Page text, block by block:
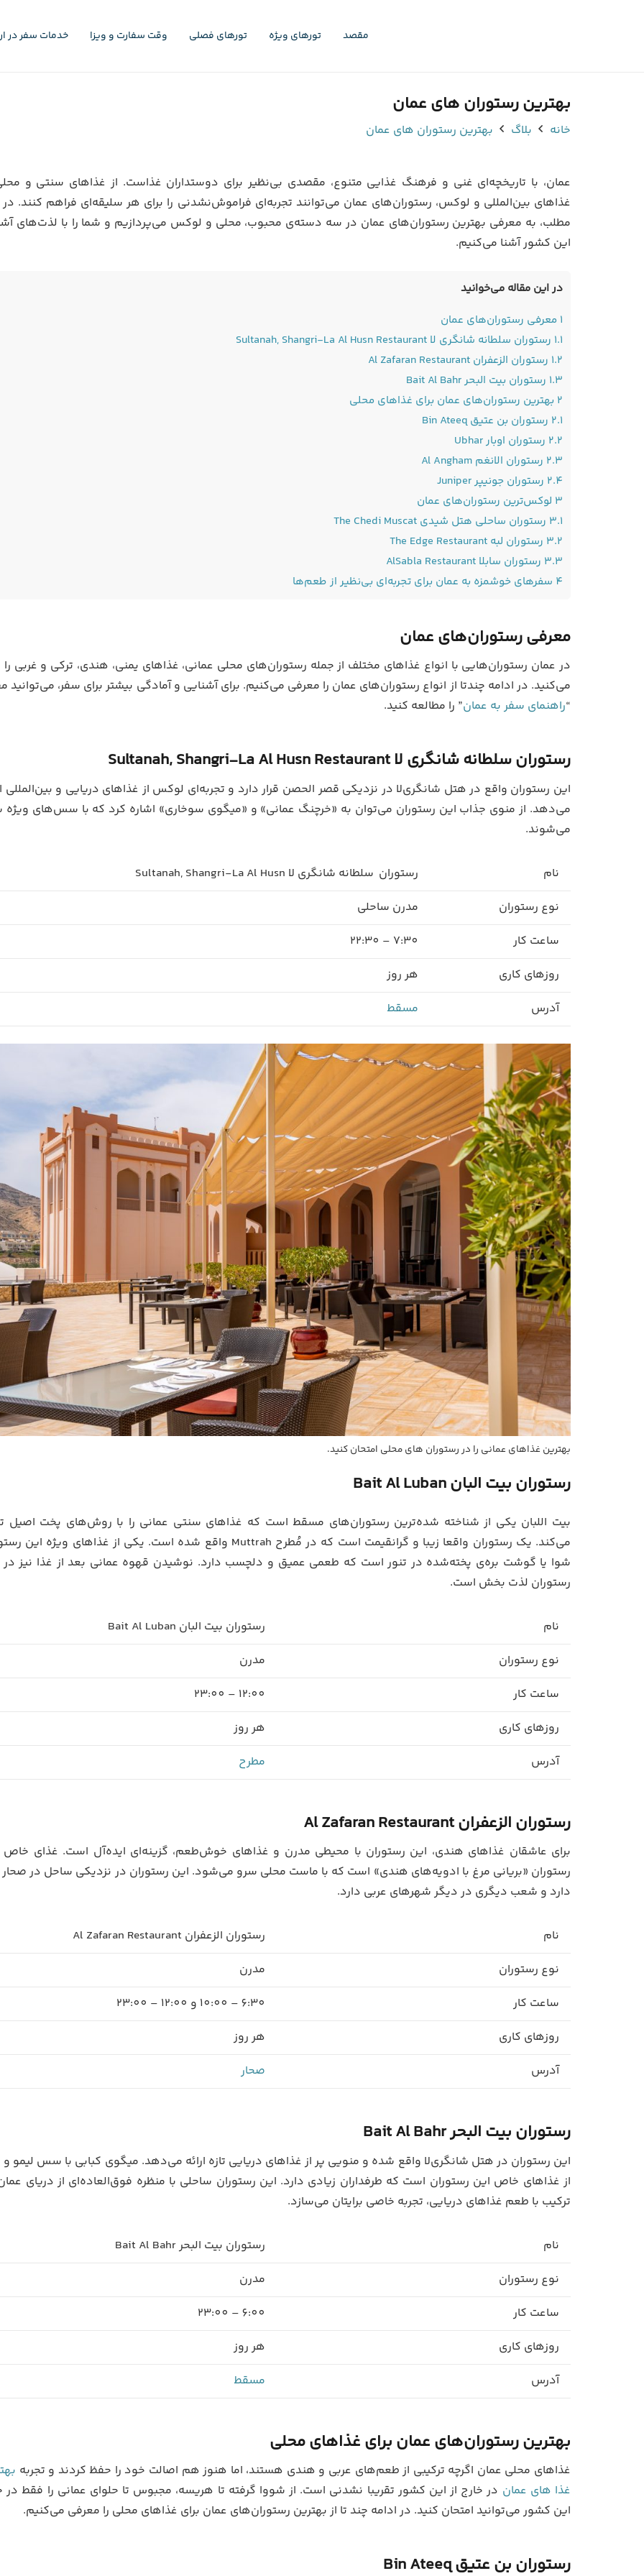
مقصد تورهای ویژه تورهای فصلی وقت سفارت و ویزا خدمات سفر در
بهترین رستوران های عمان
خانه بلاگ بهترین رستوران های عمان
عمان، با تاریخچه‌ای غنی و فرهنگ غذایی متنوع، مقصدی بی‌نظیر برای دوستداران غذاست. از غذاهای سنتی و
غذاهای بین‌المللی و لوکس، رستوران‌های عمان می‌توانند تجربه‌ای فراموش‌نشدنی را برای هر سلیقه‌ای فراهم کنند. در
مطلب، به معرفی بهترین رستوران‌های عمان در سه دسته‌ی محبوب، محلی و لوکس می‌پردازیم و شما را با لذت‌های
این کشور آشنا می‌کنیم.
در این مقاله می‌خوانید
1 معرفی رستوران‌های عمان
1.1 رستوران سلطانه شانگری‌ لا Sultanah, Shangri-La Al Husn Restaurant
1.2 رستوران الزعفران Al Zafaran Restaurant
1.3 رستوران بیت البحر Bait Al Bahr
2 بهترین رستوران‌های عمان برای غذاهای محلی
2.1 رستوران بن عتیق Bin Ateeq
2.2 رستوران اوبار Ubhar
2.3 رستوران الانغم Al Angham
2.4 رستوران جونیپر Juniper
3 لوکس‌ترین رستوران‌های عمان
3.1 رستوران ساحلی هتل شیدی The Chedi Muscat
3.2 رستوران لبه The Edge Restaurant
3.3 رستوران سابلا AlSabla Restaurant
4 سفرهای خوشمزه به عمان برای تجربه‌ای بی‌نظیر از طعم‌ها
معرفی رستوران‌های عمان
در عمان رستوران‌هایی با انواع غذاهای مختلف از جمله رستوران‌های محلی عمانی، غذاهای یمنی، هندی، ترکی و غربی را
می‌کنید. در ادامه چندتا از انواع رستوران‌های عمان را معرفی می‌کنیم. برای آشنایی و آمادگی بیشتر برای سفر، می‌توانید
“راهنمای سفر به عمان” را مطالعه کنید.
رستورانسلطانه شانگری‌ لاSultanah, Shangri-La Al Husn Restaurant
این رستوران واقع در هتل شانگری‌لا در نزدیکی قصر الحصن قرار دارد و تجربه‌ای لوکس از غذاهای دریایی و بین‌المللی
می‌دهد. از منوی جذاب این رستوران می‌توان به «خرچنگ عمانی» و «میگوی سوخاری» اشاره کرد که با سس‌های ویژه
می‌شوند.
نام
رستوران سلطانه شانگری‌ لا Sultanah, Shangri-La Al Husn
نوع رستوران
مدرن ساحلی
ساعت کار
7:30 – 22:30
روزهای کاری
هر روز
آدرس
مسقط
بهترین غذاهای عمانی را در رستوران های محلی امتحان کنید.
رستوران بیت البانBait Al Luban
بیت اللبان یکی از شناخته شده‌ترین رستوران‌های مسقط است که غذاهای سنتی عمانی را با روش‌های پخت اصیل
می‌کند. یک رستوران واقعا زیبا و گرانقیمت است که در مُطرح Muttrah
واقع شده است. یکی از غذاهای ویژه این
شوا یا گوشت بره‌ی پخته‌شده در تنور است که طعمی عمیق و دلچسب دارد. نوشیدن قهوه عمانی بعد از غذا نیز در
رستوران لذت بخش است.
نام
رستوران بیت البان Bait Al Luban
نوع رستوران
مدرن
ساعت کار
12:00 – 23:00
روزهای کاری
هر روز
آدرس
مطرح
رستوران الزعفرانAl Zafaran Restaurant
برای عاشقان غذاهای هندی، این رستوران با محیطی مدرن و غذاهای خوش‌طعم، گزینه‌ای ایده‌آل است. غذای خاص
رستوران «بریانی مرغ با ادویه‌های هندی» است که با ماست محلی سرو می‌شود. این رستوران در نزدیکی ساحل در صحار
دارد و شعب دیگری در دیگر شهرهای عربی دارد.
نام
رستوران الزعفران Al Zafaran Restaurant
نوع رستوران
مدرن
ساعت کار
6:30 – 10:00 و 12:00 – 23:00
روزهای کاری
هر روز
آدرس
صحار
رستوران بیت البحرBait Al Bahr
این رستوران در هتل شانگری‌لا واقع شده و منویی پر از غذاهای دریایی تازه ارائه می‌دهد. میگوی کبابی با سس لیمو و
از غذاهای خاص این رستوران است که طرفداران زیادی دارد. این رستوران ساحلی با منظره فوق‌العاده‌ای از دریای
ترکیب با طعم غذاهای دریایی، تجربه خاصی برایتان می‌سازد.
نام
رستوران بیت البحر Bait Al Bahr
نوع رستوران
مدرن
ساعت کار
6:00 – 23:00
روزهای کاری
هر روز
آدرس
مسقط
بهترین رستوران‌های عمان برای غذاهای محلی
غذاهای محلی عمان اگرچه ترکیبی از طعم‌های عربی و هندی هستند، اما هنوز هم اصالت خود را حفظ کردند و تجربه
غذا های عمان در خارج از این کشور تقریبا نشدنی است. از شووا گرفته تا هریسه، مجبوس تا حلوای عمانی را فقط در
این کشور می‌توانید امتحان کنید. در ادامه چند تا از بهترین رستوران‌های عمان برای غذاهای محلی را معرفی می‌کنیم.
رستوران بن عتیقBin Ateeq